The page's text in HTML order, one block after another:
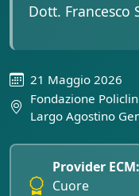
Dott. Francesco
21 Maggio 2026
Fondazione
Largo Agostino
Provider ECM:
Cuore